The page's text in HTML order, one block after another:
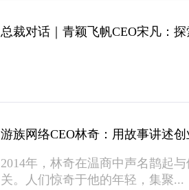
总裁对话｜青颖飞帆CEO宋凡：
游族网络CEO林奇：用故事讲述
2014年，林奇在温商中声名鹊起
关。人们惊奇于他的年轻，集聚...